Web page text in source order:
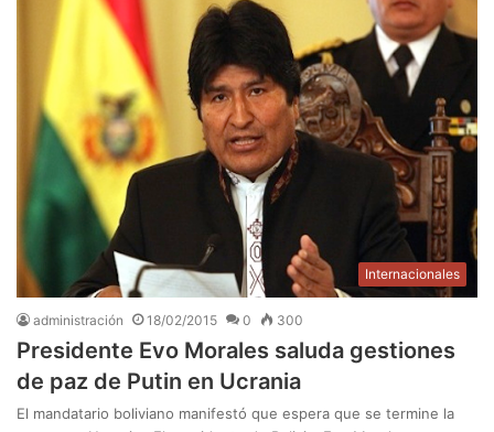
Internacionales
administración 18/02/2015 0 300
Presidente Evo Morales saluda gestiones
de paz de Putin en Ucrania
El mandatario boliviano manifestó que espera que se termine la